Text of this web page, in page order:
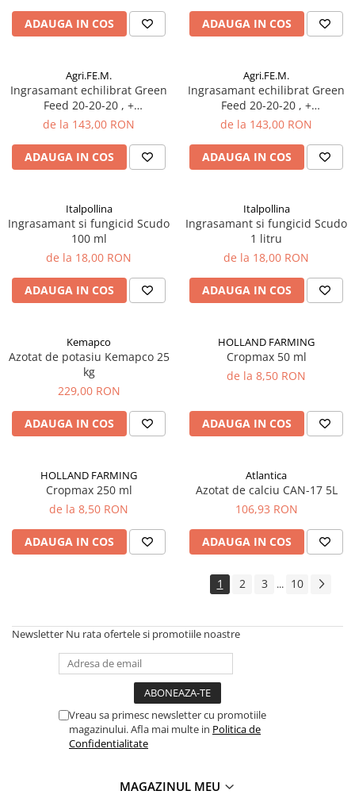
Accesorii pentru irigatii
Furtun gradina
Fitofarmaceutice
Adjuvanti
Erbicide
Fungicide
Tratament seminte
Capcane insecte
Dezinfectant de sol
Culturi BIO
Pompe de apa si hidrofoare
Atomizoare si pulverizatoare
Drujbe
Lubrifianti
Masini de tuns iarba
Motocultoare
Unelte de mana pentru gradina
Hrana pentru animale
Antiparazitare
Hrana pentru pisici
Hrana pentru porci
Hrana pt gaini si pui
Sobe si seminee
ADAUGA IN COS ADAUGA IN COS
Agri.FE.M.
Ingrasamant echilibrat Green
Feed 20-20-20 , +
microelemente , 25 kg
de la 143,00 RON
ADAUGA IN COS
Agri.FE.M.
Ingrasamant echilibrat Green
Feed 20-20-20 , +
microelemente 10kg
de la 143,00 RON
ADAUGA IN COS
Italpollina
Ingrasamant si fungicid Scudo
100 ml
de la 18,00 RON
ADAUGA IN COS
Italpollina
Ingrasamant si fungicid Scudo
1 litru
de la 18,00 RON
ADAUGA IN COS
Kemapco
Azotat de potasiu Kemapco 25
kg
229,00 RON
ADAUGA IN COS
HOLLAND FARMING
Cropmax 50 ml
de la 8,50 RON
ADAUGA IN COS
HOLLAND FARMING
Cropmax 250 ml
de la 8,50 RON
ADAUGA IN COS
Atlantica
Azotat de calciu CAN-17 5L
106,93 RON
ADAUGA IN COS
1 2 3 ... 10
Newsletter Nu rata ofertele si promotiile noastre
Vreau sa primesc newsletter cu promotiile
magazinului. Afla mai multe in Politica de
Confidentialitate
MAGAZINUL MEU